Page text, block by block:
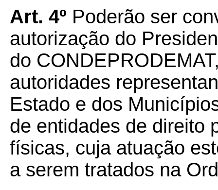
Art. 4º Poderão ser
autorização do
do
autoridades
Estado e dos
de entidades de direito
físicas, cuja atuação
a serem tratados na